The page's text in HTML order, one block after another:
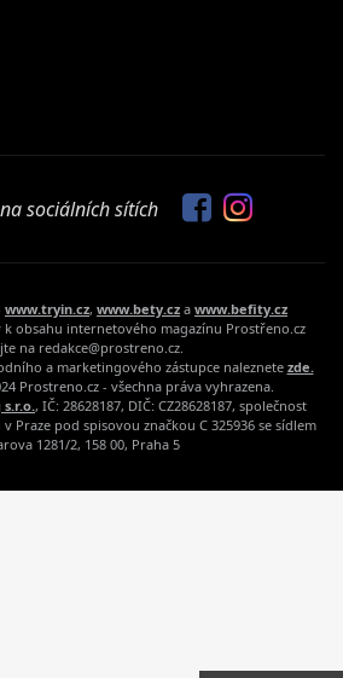
sociálních sítích
www.tryin.cz, www.bety.cz a www.befity.cz
obsahu internetového magazínu Prostřeno.cz
na redakce@prostreno.cz.
a marketingového zástupce naleznete zde.
Prostreno.cz - všechna práva vyhrazena.
s.r.o., IČ: 28628187, DIČ: CZ28628187, společnost
Praze pod spisovou značkou C 325936 se sídlem
1281/2, 158 00, Praha 5